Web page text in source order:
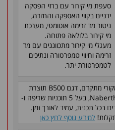
סעפת מי קירור עם ברזי הפסקה
ידניים בקווי האספקה והחזרה,
ניטור מד זרימה אוטומטי, מערכת
מי קירור בלולאה פתוחה.
מעגלי מי קירור מתכווננים עם מד
זרימה וחיווי טמפרטורה ונתיכים
לטמפרטורת יתר.
בקר מקורי מתקדם, דגם B500 תוצרת
Nabertherm, בעל 5 תוכניות שריפה ו-
בכל תכנית, עמיד לאורך זמן.
למידע נוסף לחץ כאן